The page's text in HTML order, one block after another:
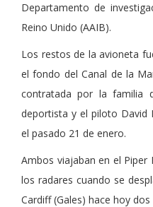
Departamento de
Reino Unido (AAIB).
Los restos de la avioneta
el fondo del Canal de la
contratada por la familia
deportista y el piloto David
el pasado 21 de enero.
Ambos viajaban en el Piper
los radares cuando se
Cardiff (Gales) hace hoy dos